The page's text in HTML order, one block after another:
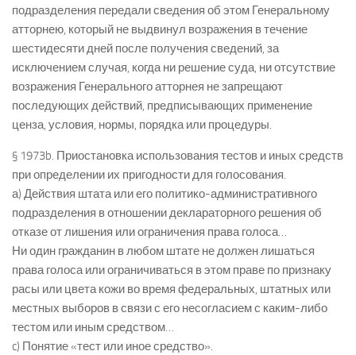
подразделения передали сведения об этом Генеральному
атторнею, который не выдвинул возражения в течение
шестидесяти дней после получения сведений, за
исключением случая, когда ни решение суда, ни отсутствие
возражения Генерального атторнея не запрещают
последующих действий, предписывающих применение
ценза, условия, нормы, порядка или процедуры.
§ 1973b. Приостановка использования тестов и иных средств
при определении их пригодности для голосования.
а) Действия штата или его политико-административного
подразделения в отношении деклараторного решения об
отказе от лишения или ограничения права голоса…
Ни один гражданин в любом штате не должен лишаться
права голоса или ограничиваться в этом праве по признаку
расы или цвета кожи во время федеральных, штатных или
местных выборов в связи с его несогласием с каким-либо
тестом или иным средством…
c) Понятие «тест или иное средство».